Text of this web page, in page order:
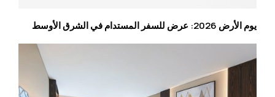
يوم الأرض 2026: عرض للسفر المستدام في الشرق الأوسط